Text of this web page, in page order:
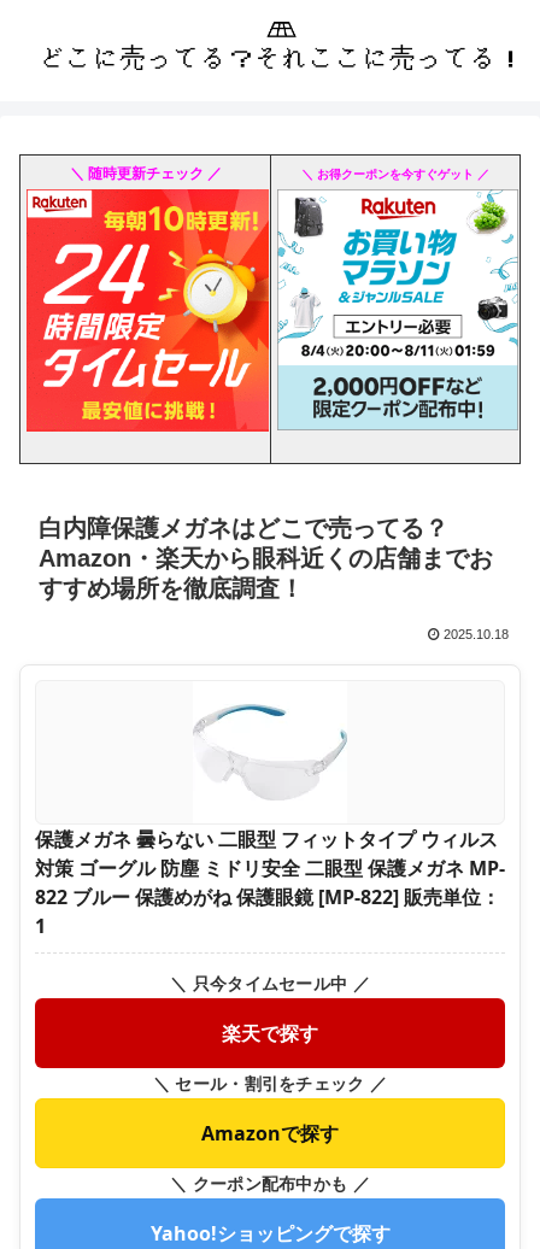
＼ 随時更新チェック ／ ＼ お得クーポンを今すぐゲット ／
白内障保護メガネはどこで売ってる？
Amazon・楽天から眼科近くの店舗までお
すすめ場所を徹底調査！
2025.10.18
保護メガネ 曇らない 二眼型 フィットタイプ ウィルス
対策 ゴーグル 防塵 ミドリ安全 二眼型 保護メガネ MP-
822 ブルー 保護めがね 保護眼鏡 [MP-822] 販売単位：
1
＼ 只今タイムセール中 ／
楽天で探す
＼ セール・割引をチェック ／
Amazonで探す
＼ クーポン配布中かも ／
Yahoo!ショッピングで探す